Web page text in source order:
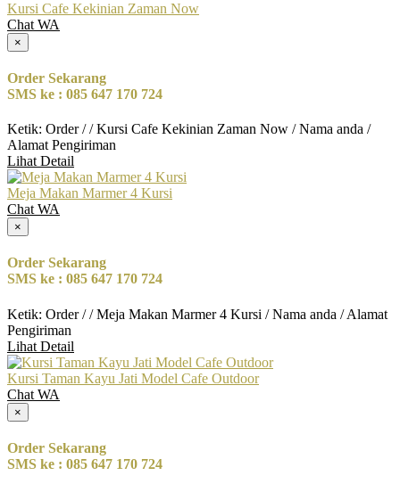
Kursi Cafe Kekinian Zaman Now
Chat WA
×
Order Sekarang
SMS ke : 085 647 170 724
Ketik: Order / / Kursi Cafe Kekinian Zaman Now / Nama anda /
Alamat Pengiriman
Lihat Detail
Meja Makan Marmer 4 Kursi
Chat WA
×
Order Sekarang
SMS ke : 085 647 170 724
Ketik: Order / / Meja Makan Marmer 4 Kursi / Nama anda / Alamat
Pengiriman
Lihat Detail
Kursi Taman Kayu Jati Model Cafe Outdoor
Chat WA
×
Order Sekarang
SMS ke : 085 647 170 724